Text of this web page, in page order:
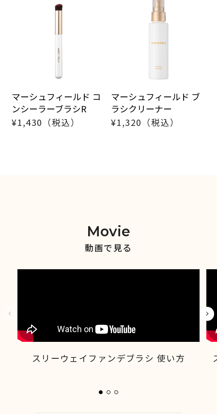
マーシュフィールド コ
ンシーラーブラシR
¥1,430（税込）
マーシュフィールド ブ
ラシクリーナー
¥1,320（税込）
Movie
動画で見る
スリーウェイファンデブラシ 使い方